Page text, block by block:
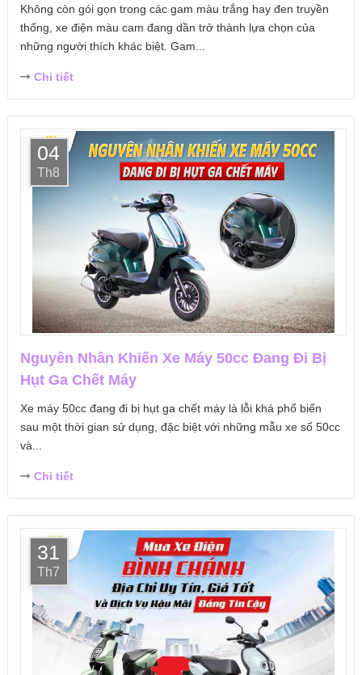
Không còn gói gọn trong các gam màu trắng hay đen truyền
thống, xe điện màu cam đang dần trở thành lựa chọn của
những người thích khác biệt. Gam...
Chi tiết
04
Th8
Nguyên Nhân Khiến Xe Máy 50cc Đang Đi Bị
Hụt Ga Chết Máy
Xe máy 50cc đang đi bị hụt ga chết máy là lỗi khá phổ biến
sau một thời gian sử dụng, đặc biệt với những mẫu xe số 50cc
và...
Chi tiết
31
Th7